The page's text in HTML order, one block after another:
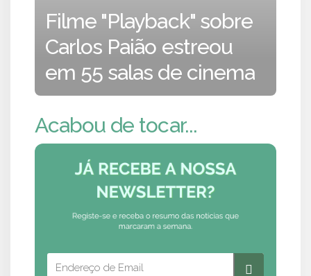
Filme "Playback" sobre
Carlos Paião estreou
em 55 salas de cinema
Acabou de tocar...